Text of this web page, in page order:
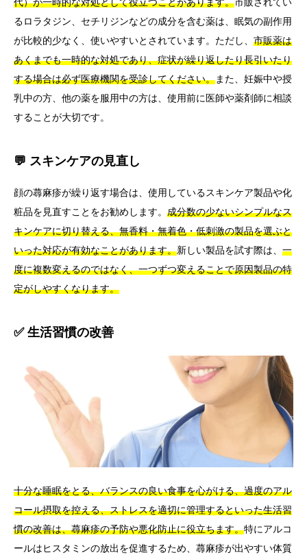
代）が一時的な対処として役立つことがあります。市販されてい
るロラタジン、セチリジンなどの成分を含む薬は、眠気の副作用
が比較的少なく、使いやすいとされています。ただし、 市販薬は
あくまでも一時的な対処であり、症状が繰り返したり長引いたり
する場合は必ず医療機関を受診してください。また、妊娠中や授
乳中の方、他の薬を服用中の方は、使用前に医師や薬剤師に相談
することが大切です。
💬 スキンケアの見直し
顔の蕁麻疹が繰り返す場合は、使用しているスキンケア製品や化
粧品を見直すことをお勧めします。 成分数の少ないシンプルなス
キンケアに切り替える、無香料・無着色・低刺激の製品を選ぶと
いった対応が有効なことがあります。新しい製品を試す際は、 一
度に複数変えるのではなく、一つずつ変えることで原因製品の特
定がしやすくなります。
✅ 生活習慣の改善
十分な睡眠をとる、バランスの良い食事を心がける、過度のアル
コール摂取を控える、ストレスを適切に管理するといった生活習
慣の改善は、蕁麻疹の予防や悪化防止に役立ちます。特にアルコ
ールはヒスタミンの放出を促進するため、蕁麻疹が出やすい体質